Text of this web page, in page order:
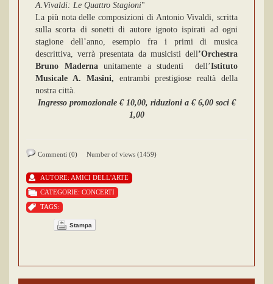
A.Vivaldi: Le Quattro Stagioni"
La più nota delle composizioni di Antonio Vivaldi, scritta
sulla scorta di sonetti di autore ignoto ispirati ad ogni
stagione dell’anno, esempio fra i primi di musica
descrittiva, verrà presentata da musicisti dell’Orchestra
Bruno
Madernaunitamente a studenti dell’Istituto
Musicale A. Masini, entrambi prestigiose realtà della
nostra città.
Ingresso promozionale € 10,00, riduzioni a € 6,00 soci €
1,00
Commenti (0) Number of views (1459)
AUTORE: AMICI DELL'ARTE
CATEGORIE: CONCERTI
TAGS:
Stampa